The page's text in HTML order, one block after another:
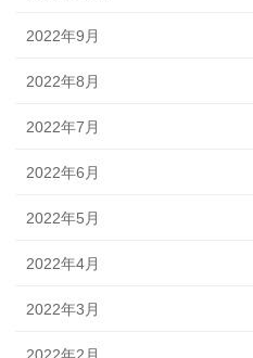
2022年9月
2022年8月
2022年7月
2022年6月
2022年5月
2022年4月
2022年3月